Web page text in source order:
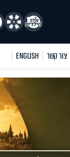
צור קשר ENGLISH